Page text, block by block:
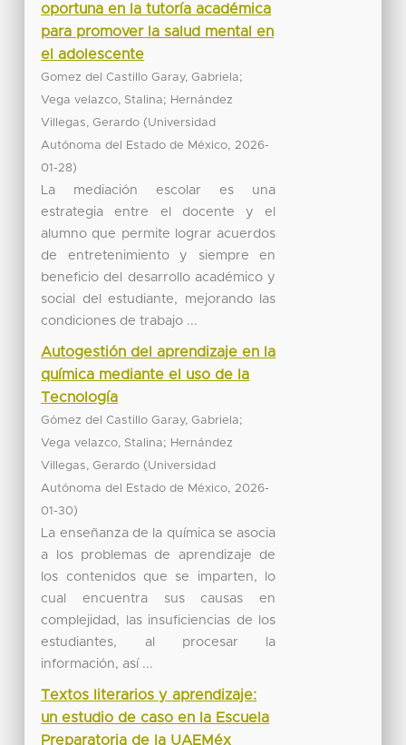
oportuna en la tutoría académica
para promover la salud mental en
el adolescente
Gomez del Castillo Garay, Gabriela;
Vega velazco, Stalina; Hernández
Villegas, Gerardo (Universidad
Autónoma del Estado de México, 2026-
01-28)
La mediación escolar es una
estrategia entre el docente y el
alumno que permite lograr acuerdos
de entretenimiento y siempre en
beneficio del desarrollo académico y
social del estudiante, mejorando las
condiciones de trabajo ...
Autogestión del aprendizaje en la
química mediante el uso de la
Tecnología
Gómez del Castillo Garay, Gabriela;
Vega velazco, Stalina; Hernández
Villegas, Gerardo (Universidad
Autónoma del Estado de México, 2026-
01-30)
La enseñanza de la química se asocia
a los problemas de aprendizaje de
los contenidos que se imparten, lo
cual encuentra sus causas en
complejidad, las insuficiencias de los
estudiantes, al procesar la
información, así ...
Textos literarios y aprendizaje:
un estudio de caso en la Escuela
Preparatoria de la UAEMéx